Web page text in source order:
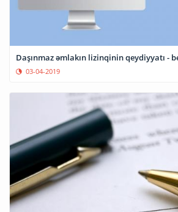
Daşınmaz əmlakın lizinqinin qeydiyyatı -
03-04-2019